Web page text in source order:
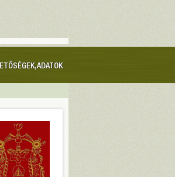
ADATOK